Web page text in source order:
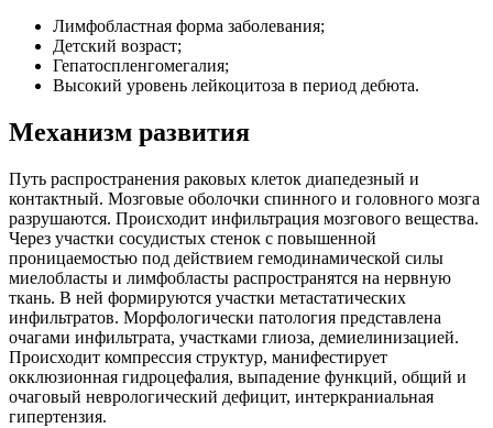
Лимфобластная форма заболевания;
Детский возраст;
Гепатоспленгомегалия;
Высокий уровень лейкоцитоза в период дебюта.
Механизм развития
Путь распространения раковых клеток диапедезный и
контактный. Мозговые оболочки спинного и головного мозга
разрушаются. Происходит инфильтрация мозгового вещества.
Через участки сосудистых стенок с повышенной
проницаемостью под действием гемодинамической силы
миелобласты и лимфобласты распространятся на нервную
ткань. В ней формируются участки метастатических
инфильтратов. Морфологически патология представлена
очагами инфильтрата, участками глиоза, демиелинизацией.
Происходит компрессия структур, манифестирует
окклюзионная гидроцефалия, выпадение функций, общий и
очаговый неврологический дефицит, интеркраниальная
гипертензия.